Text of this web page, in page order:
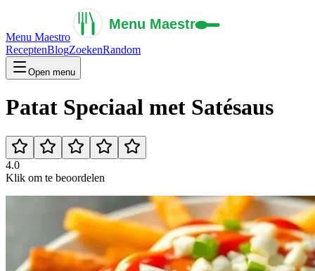
Menu Maestro
ReceptenBlogZoekenRandom
Open menu
Patat Speciaal met Satésaus
4.0
Klik om te beoordelen